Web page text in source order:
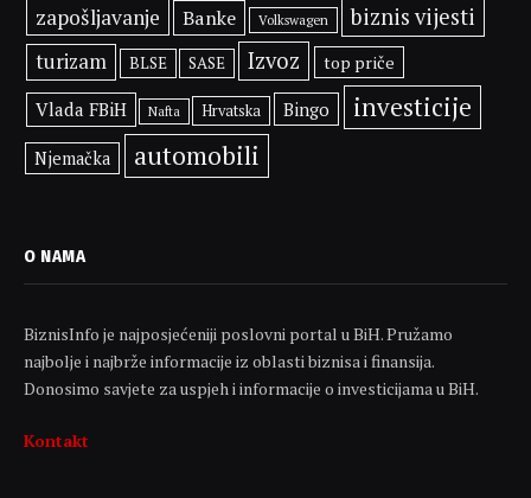
zapošljavanje Banke Volkswagen biznis vijesti
turizam BLSE SASE Izvoz top priče
Vlada FBiH Nafta Hrvatska Bingo investicije
Njemačka automobili
O NAMA
BiznisInfo je najposjećeniji poslovni portal u BiH. Pružamo
najbolje i najbrže informacije iz oblasti biznisa i finansija.
Donosimo savjete za uspjeh i informacije o investicijama u BiH.
Kontakt